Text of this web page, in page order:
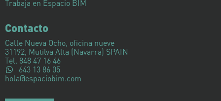
Trabaja en Espacio BIM
Contacto
Calle Nueva Ocho, oficina nueve
31192, Mutilva Alta (Navarra) SPAIN
Tel. 848 47 16 46
643 13 86 05
hola@espaciobim.com